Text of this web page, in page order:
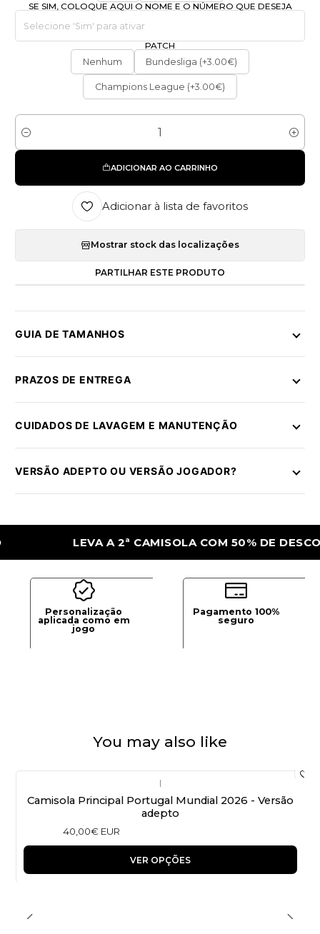
SE SIM, COLOQUE AQUI O NOME E O NÚMERO QUE DESEJA
PATCH
Nenhum
Bundesliga (+3.00€)
Champions League (+3.00€)
Quantidade
ADICIONAR AO CARRINHO
Adicionar à lista de favoritos
Mostrar stock das localizações
PARTILHAR ESTE PRODUTO
GUIA DE TAMANHOS
PRAZOS DE ENTREGA
CUIDADOS DE LAVAGEM E MANUTENÇÃO
VERSÃO ADEPTO OU VERSÃO JOGADOR?
LEVA A 2ª CAMISOLA COM 50% DE DESCONTO
Personalização
aplicada como em
jogo
Pagamento 100%
seguro
You may also like
Camisola Principal Portugal Mundial 2026 - Versão
adepto
40,00€ EUR
VER OPÇÕES